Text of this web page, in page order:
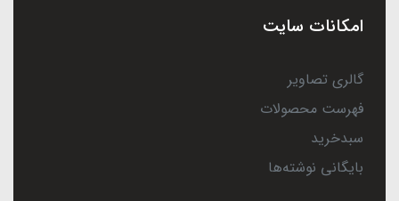
امکانات سایت
گالری تصاویر
فهرست محصولات
سبدخرید
بایگانی نوشته‌ها